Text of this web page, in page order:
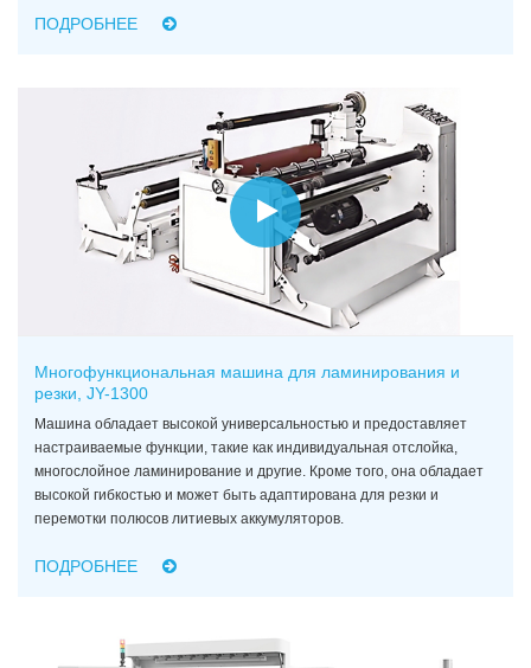
ПОДРОБНЕЕ
Многофункциональная машина для ламинирования и
резки, JY-1300
Машина обладает высокой универсальностью и предоставляет
настраиваемые функции, такие как индивидуальная отслойка,
многослойное ламинирование и другие. Кроме того, она обладает
высокой гибкостью и может быть адаптирована для резки и
перемотки полюсов литиевых аккумуляторов.
ПОДРОБНЕЕ